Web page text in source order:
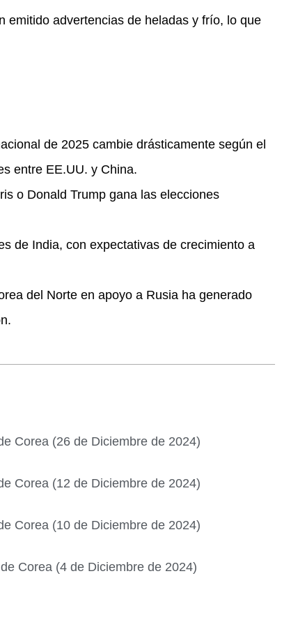
emitido advertencias de heladas y frío, lo que
de 2025 cambie drásticamente según el
entre EE.UU. y China.
o Donald Trump gana las elecciones
de India, con expectativas de crecimiento a
del Norte en apoyo a Rusia ha generado
Corea (26 de Diciembre de 2024)
Corea (12 de Diciembre de 2024)
Corea (10 de Diciembre de 2024)
Corea (4 de Diciembre de 2024)